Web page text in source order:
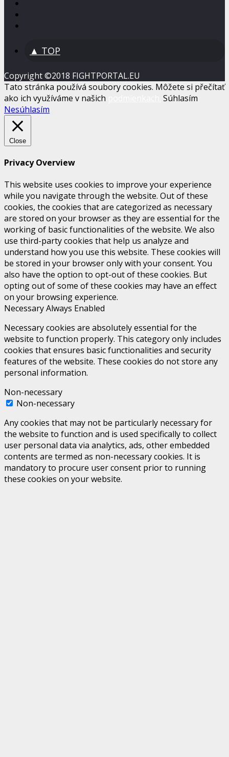
▲ TOP
Copyright ©2018 FIGHTPORTAL.EU
Tato stránka používá soubory cookies. Môžete si přečítať
ako ich využíváme v našich
Súhlasím
Nesúhlasím
Close
Privacy Overview
This website uses cookies to improve your experience
while you navigate through the website. Out of these
cookies, the cookies that are categorized as necessary
are stored on your browser as they are essential for the
working of basic functionalities of the website. We also
use third-party cookies that help us analyze and
understand how you use this website. These cookies will
be stored in your browser only with your consent. You
also have the option to opt-out of these cookies. But
opting out of some of these cookies may have an effect
on your browsing experience.
NecessaryAlways Enabled
Necessary cookies are absolutely essential for the
website to function properly. This category only includes
cookies that ensures basic functionalities and security
features of the website. These cookies do not store any
personal information.
Non-necessary
Non-necessary
Any cookies that may not be particularly necessary for
the website to function and is used specifically to collect
user personal data via analytics, ads, other embedded
contents are termed as non-necessary cookies. It is
mandatory to procure user consent prior to running
these cookies on your website.